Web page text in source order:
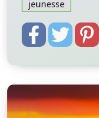
jeunesse